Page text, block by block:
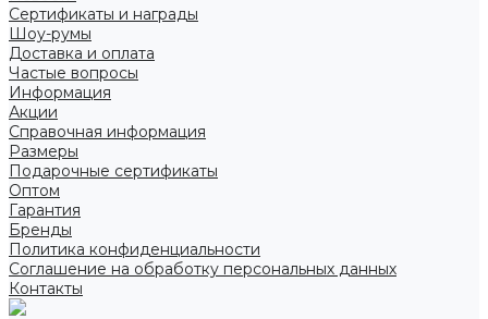
Сертификаты и награды
Шоу-румы
Доставка и оплата
Частые вопросы
Информация
Акции
Справочная информация
Размеры
Подарочные сертификаты
Оптом
Гарантия
Бренды
Политика конфиденциальности
Соглашение на обработку персональных данных
Контакты